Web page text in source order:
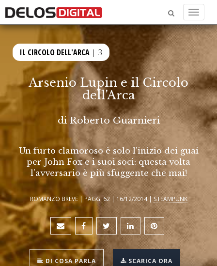
Menu
IL CIRCOLO DELL'ARCA | 3
Arsenio Lupin e il Circolo
dell'Arca
di Roberto Guarnieri
Un furto clamoroso è solo l’inizio dei guai
per John Fox e i suoi soci: questa volta
l’avversario è più sfuggente che mai!
ROMANZO BREVE | PAGG. 62 | 16/12/2014 | STEAMPUNK
DI COSA PARLA SCARICA ORA